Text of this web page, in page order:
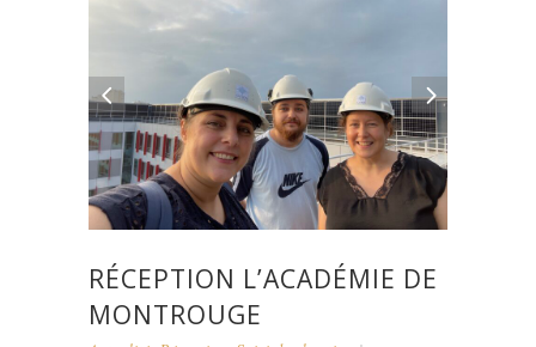
RÉCEPTION L’ACADÉMIE DE
MONTROUGE